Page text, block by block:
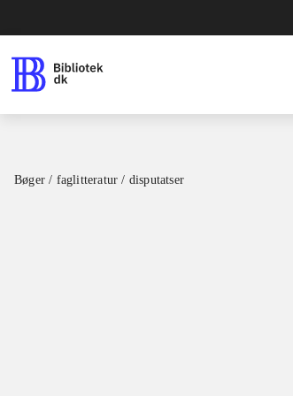
Bøger / faglitteratur / disputatser